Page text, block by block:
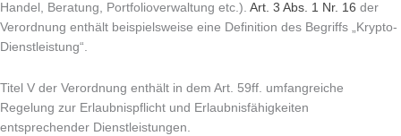
Handel, Beratung, Portfolioverwaltung etc.). Art. 3 Abs. 1 Nr. 16 der
Verordnung enthält beispielsweise eine Definition des Begriffs „Krypto-
Dienstleistung“.
Titel V der Verordnung enthält in dem Art. 59ff. umfangreiche
Regelung zur Erlaubnispflicht und Erlaubnisfähigkeiten
entsprechender Dienstleistungen.